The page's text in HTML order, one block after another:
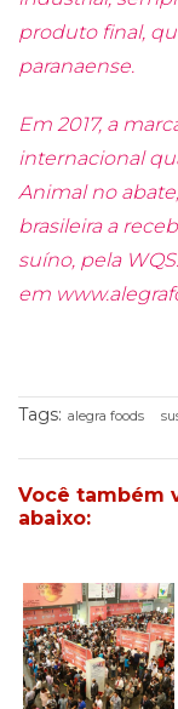
produto final,
paranaense.
Em 2017, a
internacional
Animal no
brasileira a
suíno, pela
em
Tags: alegra foods
Você também
abaixo: